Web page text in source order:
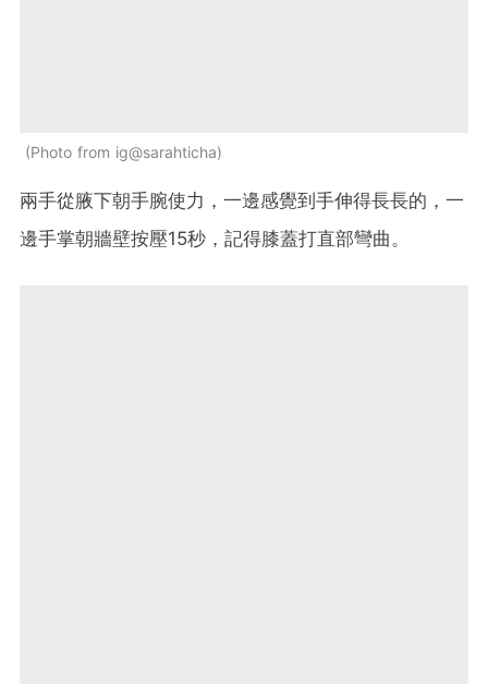
Photo from ig@sarahticha
兩手從腋下朝手腕使力，一邊感覺到手伸得長長的，一
邊手掌朝牆壁按壓15秒，記得膝蓋打直部彎曲。